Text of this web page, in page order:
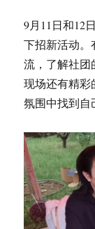
9月11日和12
下招新活动。
流，了解社团
现场还有精彩
氛围中找到自